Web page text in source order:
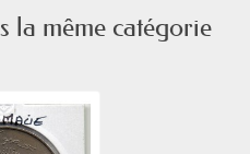
la même catégorie